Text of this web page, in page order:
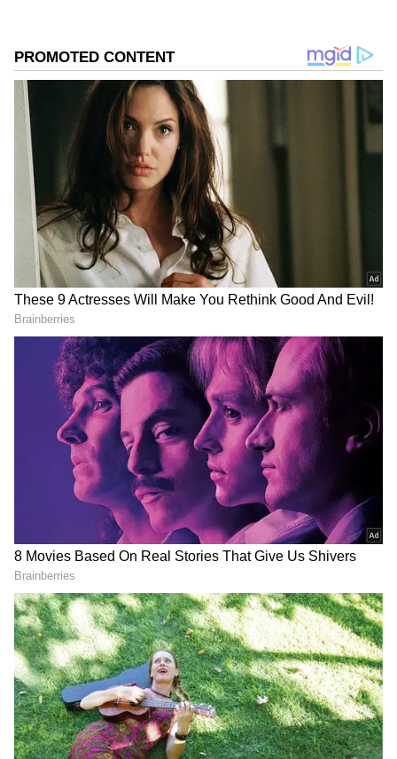
పరిస్థితుల్లో అనిశ్చితి, మార్కెట్లలో ఒడిదుడుకుల కారణంగా
భారతీయులు గోల్డ్ ETFలపై ఎక్కువ ఆసక్తి చూపుతున్నారు.
గూగుల్‌లో ఆసక్తికరమైన సమాచారం కోసం ఏసియానెట్ తెలుగు
ను మీ ఫ్రిఫర్డ్ సోర్స్ గా ఎంచుకోండి
Image Credit :Getty
గోల్డ్ ఈటీఎఫ్ తో ప్రయోజనాలు ఏమిటి?
గోల్డ్ ETFలో పెట్టుబడి పెట్టడం వల్ల అనేక ప్రయోజనాలు
ఉన్నాయి. ముందుగా బంగారం స్వచ్ఛత గురించి ఎలాంటి
సందేహం ఉండదు. ఇంట్లో లేదా బ్యాంక్ లాకర్‌లో బంగారం